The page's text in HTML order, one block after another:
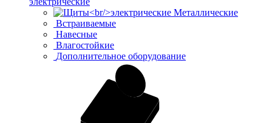
Металлические
Встраиваемые
Навесные
Влагостойкие
Дополнительное оборудование